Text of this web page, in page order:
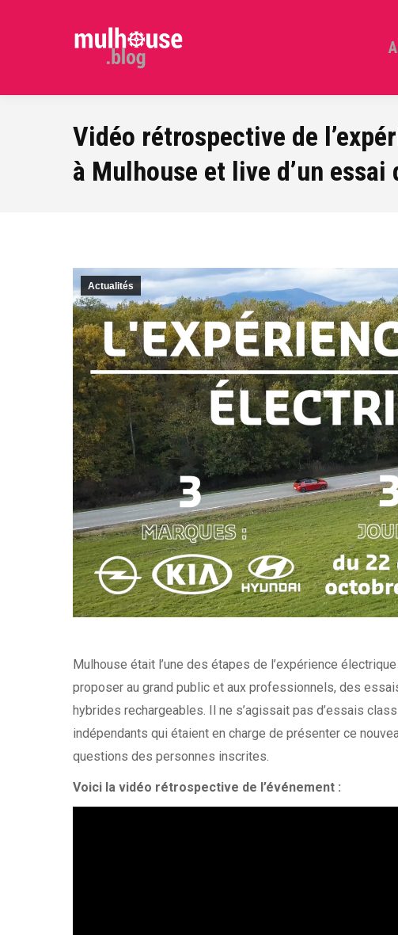
Vidéo rétrospective de
à Mulhouse et live d’un
Actualités
Mulhouse était l’une des étapes de l’expérience
proposer au grand public et aux professionnels, des
hybrides rechargeables. Il ne s’agissait pas d’essais
indépendants qui étaient en charge de présenter ce
questions des personnes inscrites.
Voici la vidéo rétrospective de l’événement :